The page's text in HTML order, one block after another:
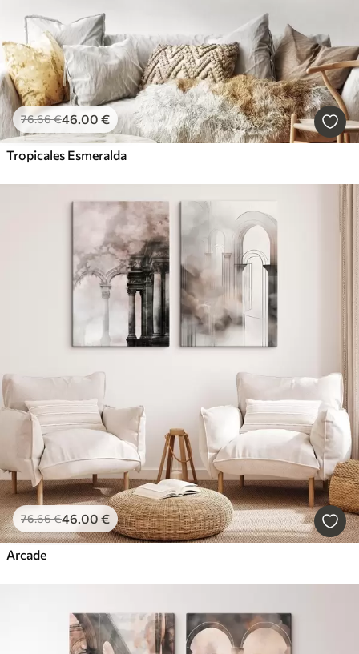
76.66€46.00 €
Tropicales Esmeralda
76.66€46.00 €
Arcade